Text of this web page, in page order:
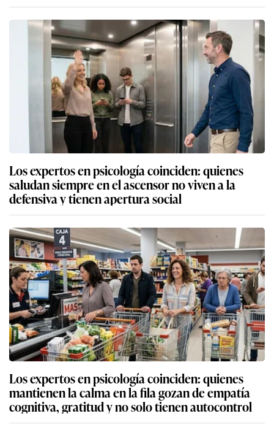
Los expertos en psicología coinciden: quienes
saludan siempre en el ascensor no viven a la
defensiva y tienen apertura social
Los expertos en psicología coinciden: quienes
mantienen la calma en la fila gozan de empatía
cognitiva, gratitud y no solo tienen autocontrol